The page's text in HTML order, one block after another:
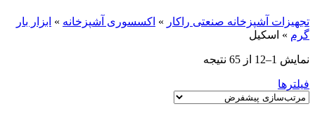
تجهیزات آشپزخانه صنعتی راکار » اکسسوری آشپزخانه » ابزار بار
گرم » اسکیل
نمایش 1–12 از 65 نتیجه
فیلترها